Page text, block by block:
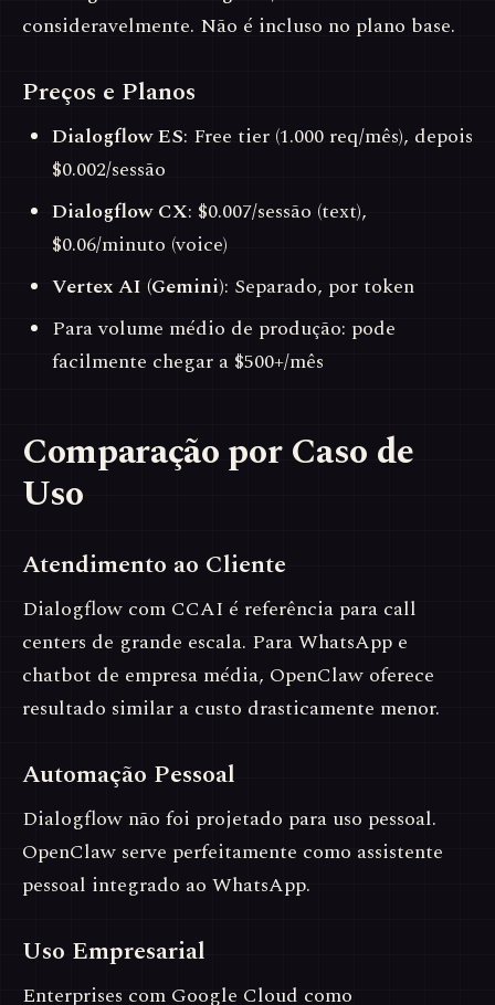
consideravelmente. Não é incluso no plano base.
Preços e Planos
Dialogflow ES: Free tier (1.000 req/mês), depois
$0.002/sessão
Dialogflow CX: $0.007/sessão (text),
$0.06/minuto (voice)
Vertex AI (Gemini): Separado, por token
Para volume médio de produção: pode
facilmente chegar a $500+/mês
Comparação por Caso de
Uso
Atendimento ao Cliente
Dialogflow com CCAI é referência para call
centers de grande escala. Para WhatsApp e
chatbot de empresa média, OpenClaw oferece
resultado similar a custo drasticamente menor.
Automação Pessoal
Dialogflow não foi projetado para uso pessoal.
OpenClaw serve perfeitamente como assistente
pessoal integrado ao WhatsApp.
Uso Empresarial
Enterprises com Google Cloud como